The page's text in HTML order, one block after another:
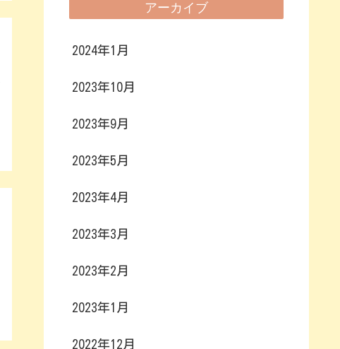
アーカイブ
2024年1月
2023年10月
2023年9月
2023年5月
2023年4月
2023年3月
2023年2月
2023年1月
2022年12月